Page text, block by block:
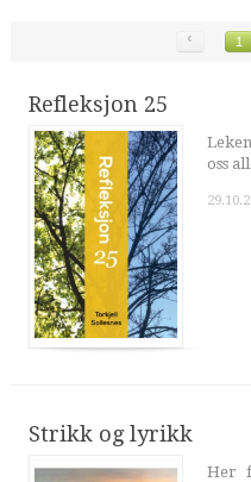
‹ 1
Refleksjon 25
oss
Strikk og lyrikk
Her